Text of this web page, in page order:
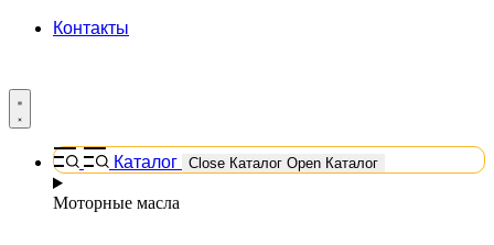
Контакты
Каталог Close Каталог Open Каталог
Моторные масла